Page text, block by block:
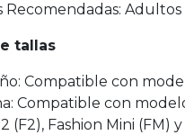
Recomendadas: Adultos
tallas
Compatible con
Compatible con
(F2), Fashion Mini (FM)